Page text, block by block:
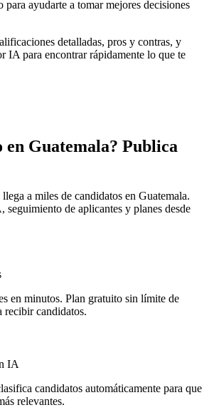
para ayudarte a tomar mejores decisiones
detalladas, pros y contras, y
IA para encontrar rápidamente lo que te
en Guatemala? Publica
a miles de candidatos en Guatemala.
de aplicantes y planes desde
en minutos. Plan gratuito sin límite de
recibir candidatos.
IA
candidatos automáticamente para que
relevantes.